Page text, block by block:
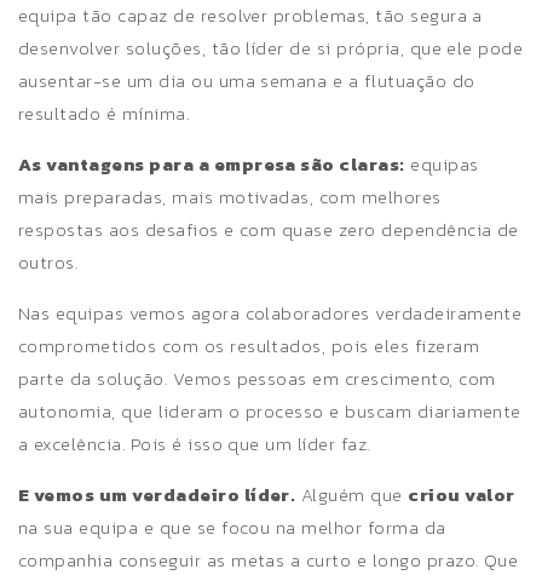
equipa tão capaz de resolver problemas, tão segura a
desenvolver soluções, tão líder de si própria, que ele pode
ausentar-se um dia ou uma semana e a flutuação do
resultado é mínima.
As vantagens para a empresa são claras: equipas
mais preparadas, mais motivadas, com melhores
respostas aos desafios e com quase zero dependência de
outros.
Nas equipas vemos agora colaboradores verdadeiramente
comprometidos com os resultados, pois eles fizeram
parte da solução. Vemos pessoas em crescimento, com
autonomia, que lideram o processo e buscam diariamente
a excelência. Pois é isso que um líder faz.
E vemos um verdadeiro líder. Alguém que criou valor
na sua equipa e que se focou na melhor forma da
companhia conseguir as metas a curto e longo prazo. Que